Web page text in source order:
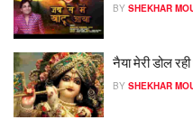
BY SHEKHAR
नैया मेरी डोल
BY SHEKHAR